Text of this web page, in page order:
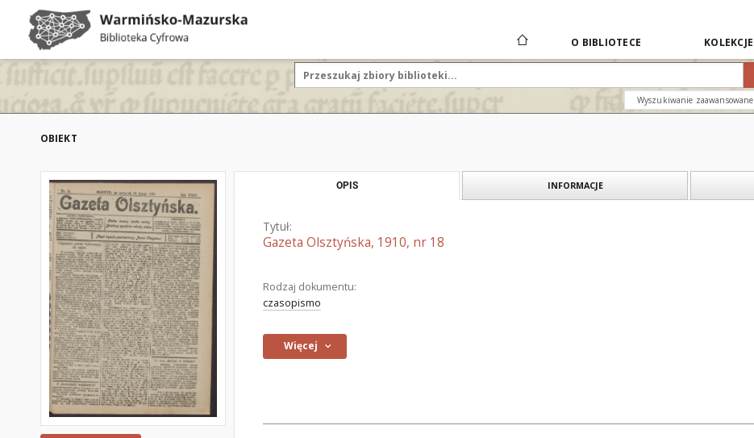
O BIBLIOTECE KOLEKCJE
Wyszukiwanie zaawansowane
OBIEKT
OPIS INFORMACJE
Tytuł:
Gazeta Olsztyńska, 1910, nr 18
Rodzaj dokumentu:
czasopismo
Więcej